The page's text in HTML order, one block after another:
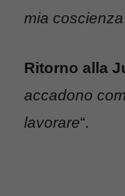
mia
Ritorno alla
accadono
lavorare“.